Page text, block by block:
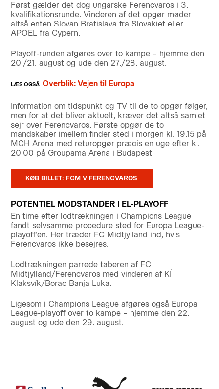
Først gælder det dog ungarske Ferencvaros i 3.
kvalifikationsrunde. Vinderen af det opgør møder
altså enten Slovan Bratislava fra Slovakiet eller
APOEL fra Cypern.
Playoff-runden afgøres over to kampe – hjemme den
20./21. august og ude den 27./28. august.
Overblik: Vejen til Europa
Information om tidspunkt og TV til de to opgør følger,
men for at det bliver aktuelt, kræver det altså samlet
sejr over Ferencvaros. Første opgør de to
mandskaber imellem finder sted i morgen kl. 19.15 på
MCH Arena med returopgør præcis en uge efter kl.
20.00 på Groupama Arena i Budapest.
KØB BILLET: FCM V FERENCVAROS
POTENTIEL MODSTANDER I EL-PLAYOFF
En time efter lodtrækningen i Champions League
fandt selvsamme procedure sted for Europa League-
playoff’en. Her træder FC Midtjylland ind, hvis
Ferencvaros ikke besejres.
Lodtrækningen parrede taberen af FC
Midtjylland/Ferencvaros med vinderen af KÍ
Klaksvík/Borac Banja Luka.
Ligesom i Champions League afgøres også Europa
League-playoff over to kampe – hjemme den 22.
august og ude den 29. august.